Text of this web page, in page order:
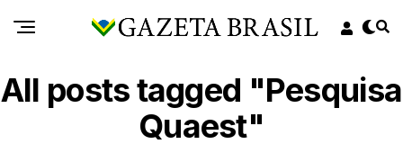
All posts tagged "Pesquisa
Quaest"